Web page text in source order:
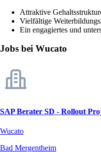
Attraktive
Vielfältige
Ein engagiertes und
Jobs bei Wucato
SAP Berater SD - Rollout
Wucato
Bad Mergentheim